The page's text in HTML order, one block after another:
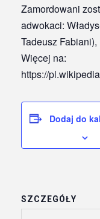
Zamordowani
adwokaci:
Tadeusz
Więcej na:
https://
Dodaj do
SZCZEGÓŁY